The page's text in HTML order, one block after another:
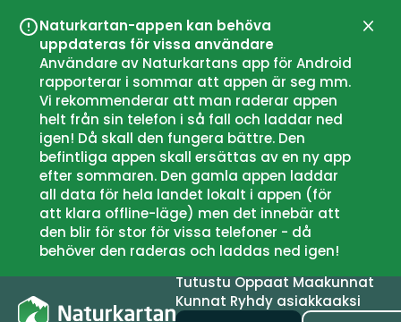
Naturkartan-appen kan behöva
uppdateras för vissa användare
Användare av Naturkartans app för Android
rapporterar i sommar att appen är seg mm.
Vi rekommenderar att man raderar appen
helt från sin telefon i så fall och laddar ned
igen! Då skall den fungera bättre. Den
befintliga appen skall ersättas av en ny app
efter sommaren. Den gamla appen laddar
all data för hela landet lokalt i appen (för
att klara offline-läge) men det innebär att
den blir för stor för vissa telefoner - då
behöver den raderas och laddas ned igen!
Sulje
TutustuOppaatMaakunnat
Kunnat Ryhdy asiakkaaksi